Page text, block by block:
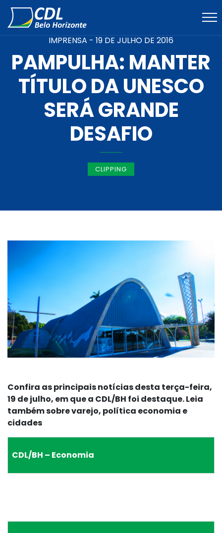
IMPRENSA - 19 DE JULHO DE 2016
PAMPULHA: MANTER
TÍTULO DA UNESCO
SERÁ GRANDE
DESAFIO
CLIPPING
Confira as principais notícias desta terça-feira,
19 de julho, em que a CDL/BH foi destaque. Leia
também sobre varejo, política economia e
cidades
CDL/BH – Economia